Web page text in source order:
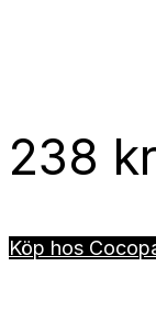
238 kr
Köp hos